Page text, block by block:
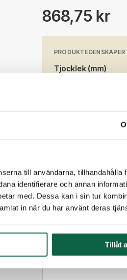
till användarna, tillhandahålla
identifierare och annan
med. Dessa kan i sin tur
in när du har använt deras
Tillåt
868,75 kr
PRODUKTEGENSKAPER
Tjocklek (mm)
Produkten är en
E-post